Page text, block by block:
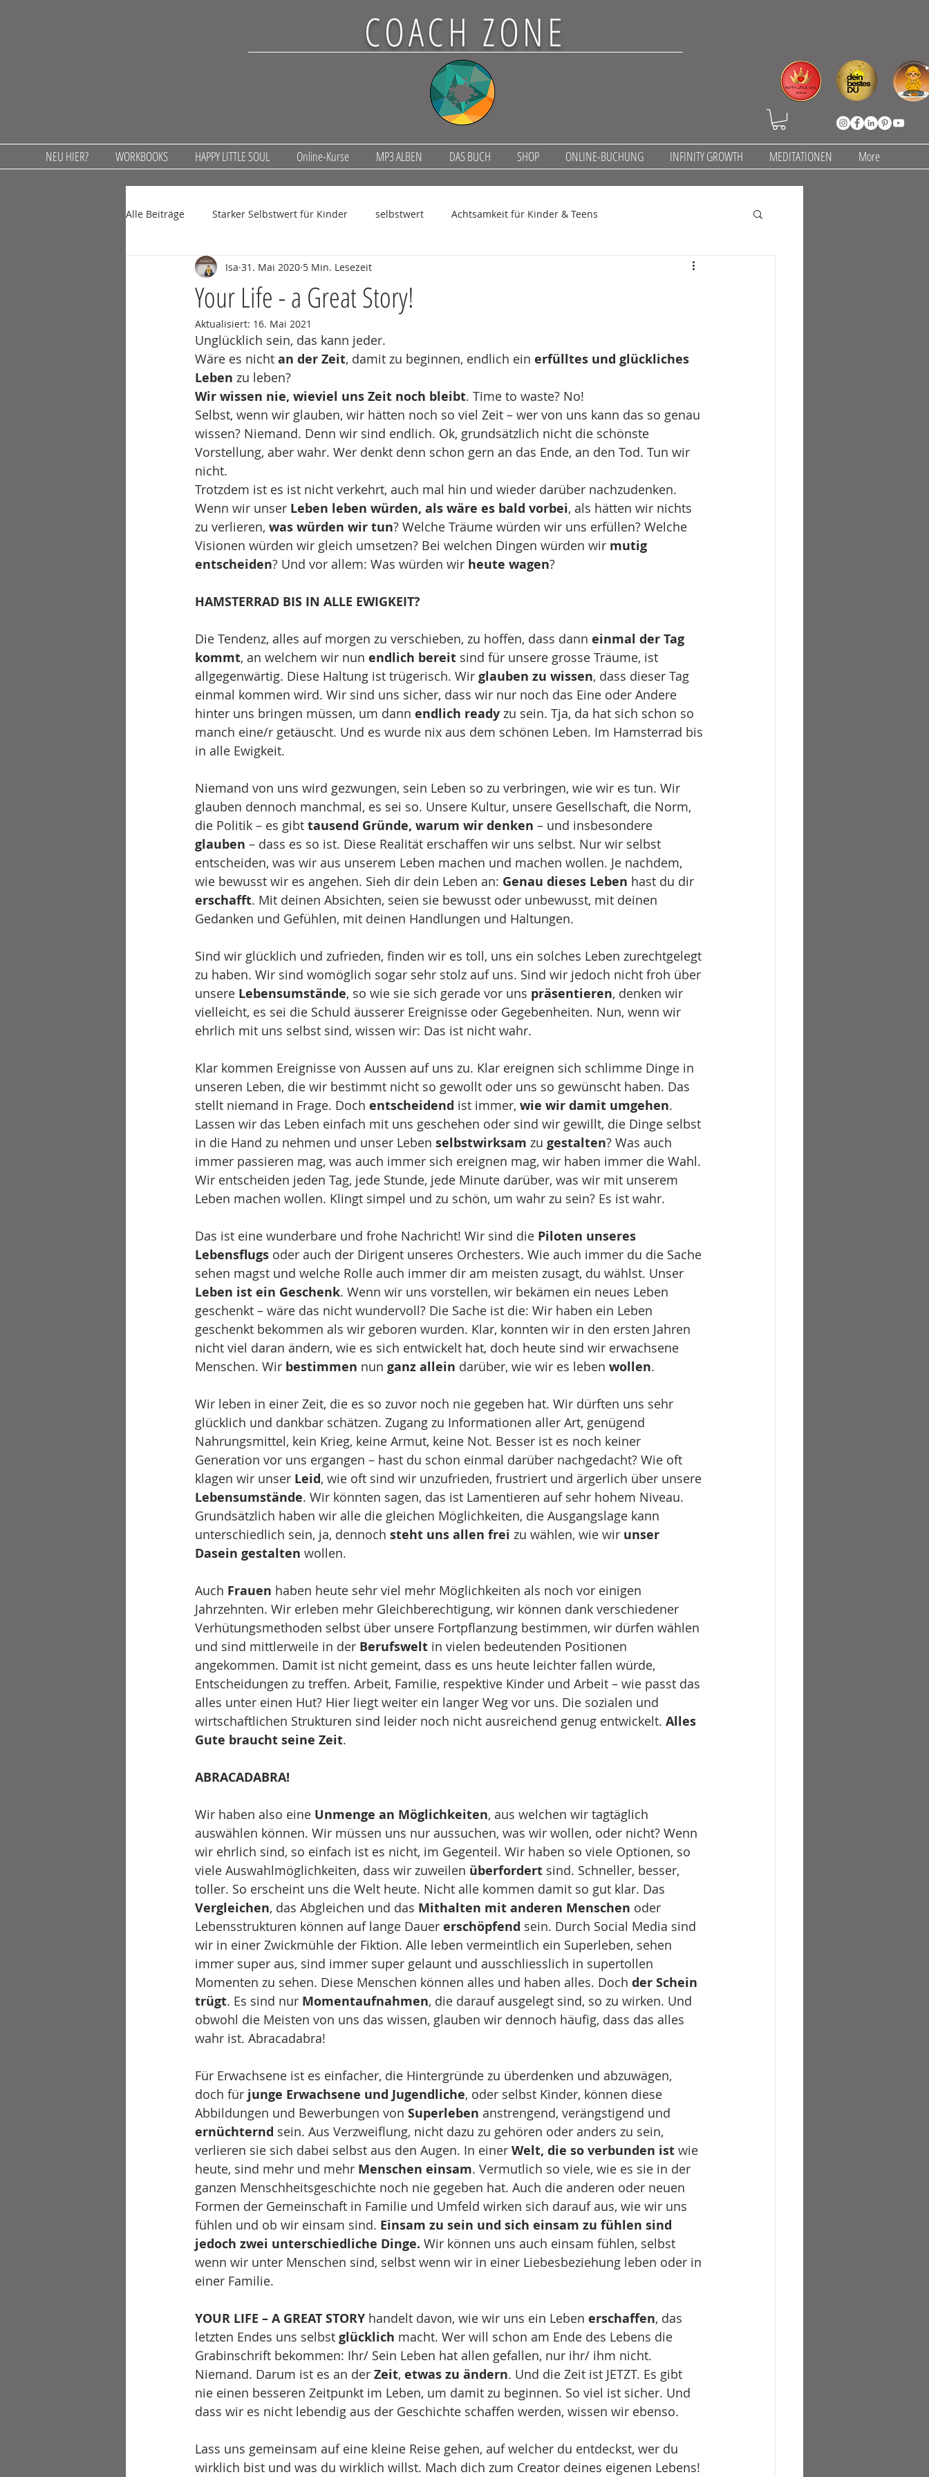
COACH ZONE
NEU HIER? WORKBOOKS HAPPY LITTLE SOUL Online-Kurse MP3 ALBEN DAS BUCH SHOP ONLINE-BUCHUNG INFINITY GROWTH MEDITATIONEN More
Alle Beiträge Starker Selbstwert für Kinder selbstwert Achtsamkeit für Kinder & Teens
Achtsamkeit in der Schule love. heal. grow.
Your Life - a Great Story!
Isa 31. Mai 2020 5 Min. Lesezeit
Aktualisiert: 16. Mai 2021
Unglücklich sein, das kann jeder.
Wäre es nicht an der Zeit, damit zu beginnen, endlich ein erfülltes und glückliches
Leben zu leben?
Wir wissen nie, wieviel uns Zeit noch bleibt. Time to waste? No!
Selbst, wenn wir glauben, wir hätten noch so viel Zeit – wer von uns kann das so genau
wissen? Niemand. Denn wir sind endlich. Ok, grundsätzlich nicht die schönste
Vorstellung, aber wahr. Wer denkt denn schon gern an das Ende, an den Tod. Tun wir
nicht.
Trotzdem ist es ist nicht verkehrt, auch mal hin und wieder darüber nachzudenken.
Wenn wir unser Leben leben würden, als wäre es bald vorbei, als hätten wir nichts
zu verlieren, was würden wir tun? Welche Träume würden wir uns erfüllen? Welche
Visionen würden wir gleich umsetzen? Bei welchen Dingen würden wir mutig
entscheiden? Und vor allem: Was würden wir heute wagen?
HAMSTERRAD BIS IN ALLE EWIGKEIT?
Die Tendenz, alles auf morgen zu verschieben, zu hoffen, dass dann einmal der Tag
kommt, an welchem wir nun endlich bereit sind für unsere grosse Träume, ist
allgegenwärtig. Diese Haltung ist trügerisch. Wir glauben zu wissen, dass dieser Tag
einmal kommen wird. Wir sind uns sicher, dass wir nur noch das Eine oder Andere
hinter uns bringen müssen, um dann endlich ready zu sein. Tja, da hat sich schon so
manch eine/r getäuscht. Und es wurde nix aus dem schönen Leben. Im Hamsterrad bis
in alle Ewigkeit.
Niemand von uns wird gezwungen, sein Leben so zu verbringen, wie wir es tun. Wir
glauben dennoch manchmal, es sei so. Unsere Kultur, unsere Gesellschaft, die Norm,
die Politik – es gibt tausend Gründe, warum wir denken – und insbesondere
glauben – dass es so ist. Diese Realität erschaffen wir uns selbst. Nur wir selbst
entscheiden, was wir aus unserem Leben machen und machen wollen. Je nachdem,
wie bewusst wir es angehen. Sieh dir dein Leben an: Genau dieses Leben hast du dir
erschafft. Mit deinen Absichten, seien sie bewusst oder unbewusst, mit deinen
Gedanken und Gefühlen, mit deinen Handlungen und Haltungen.
Sind wir glücklich und zufrieden, finden wir es toll, uns ein solches Leben zurechtgelegt
zu haben. Wir sind womöglich sogar sehr stolz auf uns. Sind wir jedoch nicht froh über
unsere Lebensumstände, so wie sie sich gerade vor uns präsentieren, denken wir
vielleicht, es sei die Schuld äusserer Ereignisse oder Gegebenheiten. Nun, wenn wir
ehrlich mit uns selbst sind, wissen wir: Das ist nicht wahr.
Klar kommen Ereignisse von Aussen auf uns zu. Klar ereignen sich schlimme Dinge in
unseren Leben, die wir bestimmt nicht so gewollt oder uns so gewünscht haben. Das
stellt niemand in Frage. Doch entscheidend ist immer, wie wir damit umgehen.
Lassen wir das Leben einfach mit uns geschehen oder sind wir gewillt, die Dinge selbst
in die Hand zu nehmen und unser Leben selbstwirksam zu gestalten? Was auch
immer passieren mag, was auch immer sich ereignen mag, wir haben immer die Wahl.
Wir entscheiden jeden Tag, jede Stunde, jede Minute darüber, was wir mit unserem
Leben machen wollen. Klingt simpel und zu schön, um wahr zu sein? Es ist wahr.
Das ist eine wunderbare und frohe Nachricht! Wir sind die Piloten unseres
Lebensflugs oder auch der Dirigent unseres Orchesters. Wie auch immer du die Sache
sehen magst und welche Rolle auch immer dir am meisten zusagt, du wählst. Unser
Leben ist ein Geschenk. Wenn wir uns vorstellen, wir bekämen ein neues Leben
geschenkt – wäre das nicht wundervoll? Die Sache ist die: Wir haben ein Leben
geschenkt bekommen als wir geboren wurden. Klar, konnten wir in den ersten Jahren
nicht viel daran ändern, wie es sich entwickelt hat, doch heute sind wir erwachsene
Menschen. Wir bestimmen nun ganz allein darüber, wie wir es leben wollen.
Wir leben in einer Zeit, die es so zuvor noch nie gegeben hat. Wir dürften uns sehr
glücklich und dankbar schätzen. Zugang zu Informationen aller Art, genügend
Nahrungsmittel, kein Krieg, keine Armut, keine Not. Besser ist es noch keiner
Generation vor uns ergangen – hast du schon einmal darüber nachgedacht? Wie oft
klagen wir unser Leid, wie oft sind wir unzufrieden, frustriert und ärgerlich über unsere
Lebensumstände. Wir könnten sagen, das ist Lamentieren auf sehr hohem Niveau.
Grundsätzlich haben wir alle die gleichen Möglichkeiten, die Ausgangslage kann
unterschiedlich sein, ja, dennoch steht uns allen frei zu wählen, wie wir unser
Dasein gestalten wollen.
Auch Frauen haben heute sehr viel mehr Möglichkeiten als noch vor einigen
Jahrzehnten. Wir erleben mehr Gleichberechtigung, wir können dank verschiedener
Verhütungsmethoden selbst über unsere Fortpflanzung bestimmen, wir dürfen wählen
und sind mittlerweile in der Berufswelt in vielen bedeutenden Positionen
angekommen. Damit ist nicht gemeint, dass es uns heute leichter fallen würde,
Entscheidungen zu treffen. Arbeit, Familie, respektive Kinder und Arbeit – wie passt das
alles unter einen Hut? Hier liegt weiter ein langer Weg vor uns. Die sozialen und
wirtschaftlichen Strukturen sind leider noch nicht ausreichend genug entwickelt. Alles
Gute braucht seine Zeit.
ABRACADABRA!
Wir haben also eine Unmenge an Möglichkeiten, aus welchen wir tagtäglich
auswählen können. Wir müssen uns nur aussuchen, was wir wollen, oder nicht? Wenn
wir ehrlich sind, so einfach ist es nicht, im Gegenteil. Wir haben so viele Optionen, so
viele Auswahlmöglichkeiten, dass wir zuweilen überfordert sind. Schneller, besser,
toller. So erscheint uns die Welt heute. Nicht alle kommen damit so gut klar. Das
Vergleichen, das Abgleichen und das Mithalten mit anderen Menschen oder
Lebensstrukturen können auf lange Dauer erschöpfend sein. Durch Social Media sind
wir in einer Zwickmühle der Fiktion. Alle leben vermeintlich ein Superleben, sehen
immer super aus, sind immer super gelaunt und ausschliesslich in supertollen
Momenten zu sehen. Diese Menschen können alles und haben alles. Doch der Schein
trügt. Es sind nur Momentaufnahmen, die darauf ausgelegt sind, so zu wirken. Und
obwohl die Meisten von uns das wissen, glauben wir dennoch häufig, dass das alles
wahr ist. Abracadabra!
Für Erwachsene ist es einfacher, die Hintergründe zu überdenken und abzuwägen,
doch für junge Erwachsene und Jugendliche, oder selbst Kinder, können diese
Abbildungen und Bewerbungen von Superleben anstrengend, verängstigend und
ernüchternd sein. Aus Verzweiflung, nicht dazu zu gehören oder anders zu sein,
verlieren sie sich dabei selbst aus den Augen. In einer Welt, die so verbunden ist wie
heute, sind mehr und mehr Menschen einsam. Vermutlich so viele, wie es sie in der
ganzen Menschheitsgeschichte noch nie gegeben hat. Auch die anderen oder neuen
Formen der Gemeinschaft in Familie und Umfeld wirken sich darauf aus, wie wir uns
fühlen und ob wir einsam sind. Einsam zu sein und sich einsam zu fühlen sind
jedoch zwei unterschiedliche Dinge. Wir können uns auch einsam fühlen, selbst
wenn wir unter Menschen sind, selbst wenn wir in einer Liebesbeziehung leben oder in
einer Familie.
YOUR LIFE – A GREAT STORY handelt davon, wie wir uns ein Leben erschaffen, das
letzten Endes uns selbst glücklich macht. Wer will schon am Ende des Lebens die
Grabinschrift bekommen: Ihr/ Sein Leben hat allen gefallen, nur ihr/ ihm nicht.
Niemand. Darum ist es an der Zeit, etwas zu ändern. Und die Zeit ist JETZT. Es gibt
nie einen besseren Zeitpunkt im Leben, um damit zu beginnen. So viel ist sicher. Und
dass wir es nicht lebendig aus der Geschichte schaffen werden, wissen wir ebenso.
Lass uns gemeinsam auf eine kleine Reise gehen, auf welcher du entdeckst, wer du
wirklich bist und was du wirklich willst. Mach dich zum Creator deines eigenen Lebens!